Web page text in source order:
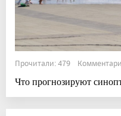
Прочитали: 479
Что прогнозируют